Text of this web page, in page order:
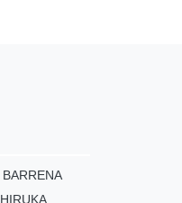
BARRENA
HIRUKA